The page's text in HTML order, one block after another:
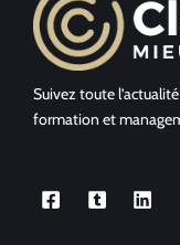
Suivez toute
formation et